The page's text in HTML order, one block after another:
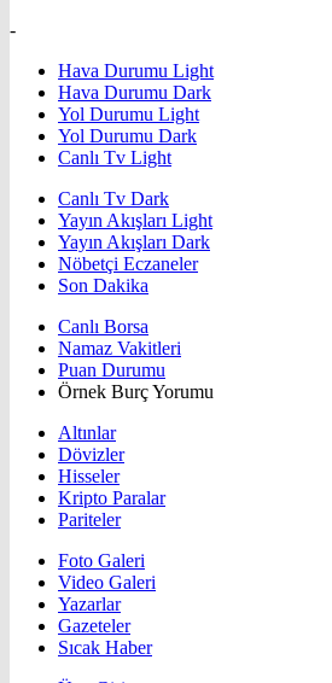
-
Hava Durumu Light
Hava Durumu Dark
Yol Durumu Light
Yol Durumu Dark
Canlı Tv Light
Canlı Tv Dark
Yayın Akışları Light
Yayın Akışları Dark
Nöbetçi Eczaneler
Son Dakika
Canlı Borsa
Namaz Vakitleri
Puan Durumu
Örnek Burç Yorumu
Altınlar
Dövizler
Hisseler
Kripto Paralar
Pariteler
Foto Galeri
Video Galeri
Yazarlar
Gazeteler
Sıcak Haber